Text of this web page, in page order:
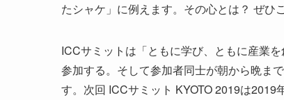
たシャケ」に例えます。その心とは？ ぜひ
ICCサミットは「ともに学び、ともに産業
参加する。そして参加者同士が朝から晩ま
す。次回 ICCサミット KYOTO 2019は